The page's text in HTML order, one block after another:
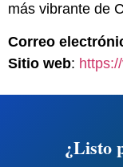
más vibrante de
Correo
Sitio web:
¿Listo